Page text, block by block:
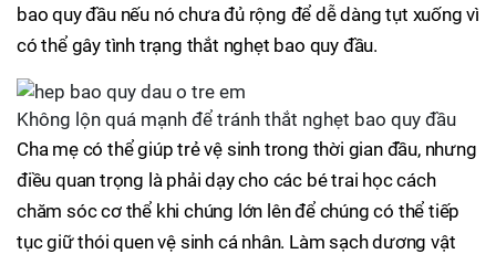
bao quy đầu nếu nó chưa đủ rộng để dễ dàng tụt xuống vì
có thể gây tình trạng thắt nghẹt bao quy đầu.
Không lộn quá mạnh để tránh thắt nghẹt bao quy đầu
Cha mẹ có thể giúp trẻ vệ sinh trong thời gian đầu, nhưng
điều quan trọng là phải dạy cho các bé trai học cách
chăm sóc cơ thể khi chúng lớn lên để chúng có thể tiếp
tục giữ thói quen vệ sinh cá nhân. Làm sạch dương vật